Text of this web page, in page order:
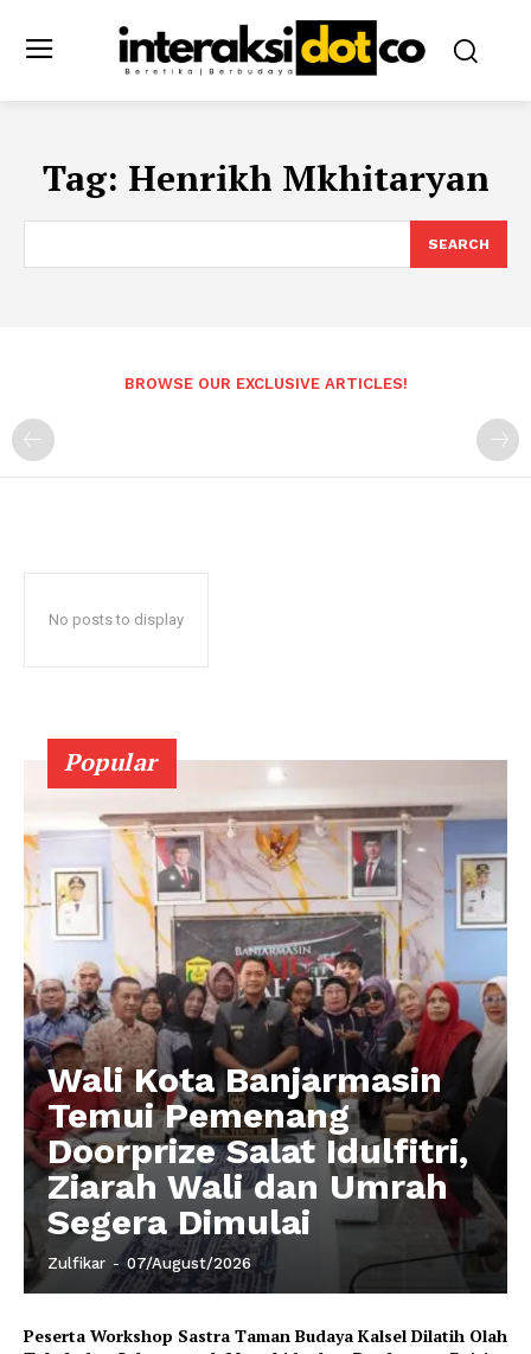
Tag: Henrikh Mkhitaryan
SEARCH
BROWSE OUR EXCLUSIVE ARTICLES!
No posts to display
Popular
Wali Kota Banjarmasin
Temui Pemenang
Doorprize Salat Idulfitri,
Ziarah Wali dan Umrah
Segera Dimulai
Zulfikar - 07/August/2026
Peserta Workshop Sastra Taman Budaya Kalsel Dilatih Olah